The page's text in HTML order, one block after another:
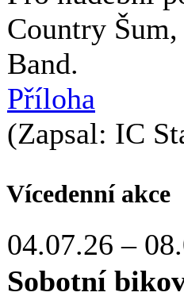
Country
Band.
Příloha
(Zapsal: IC
Vícedenní akce
04.07.26 –
Sobotní